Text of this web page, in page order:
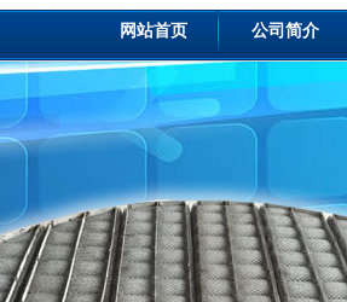
网站首页 公司简介